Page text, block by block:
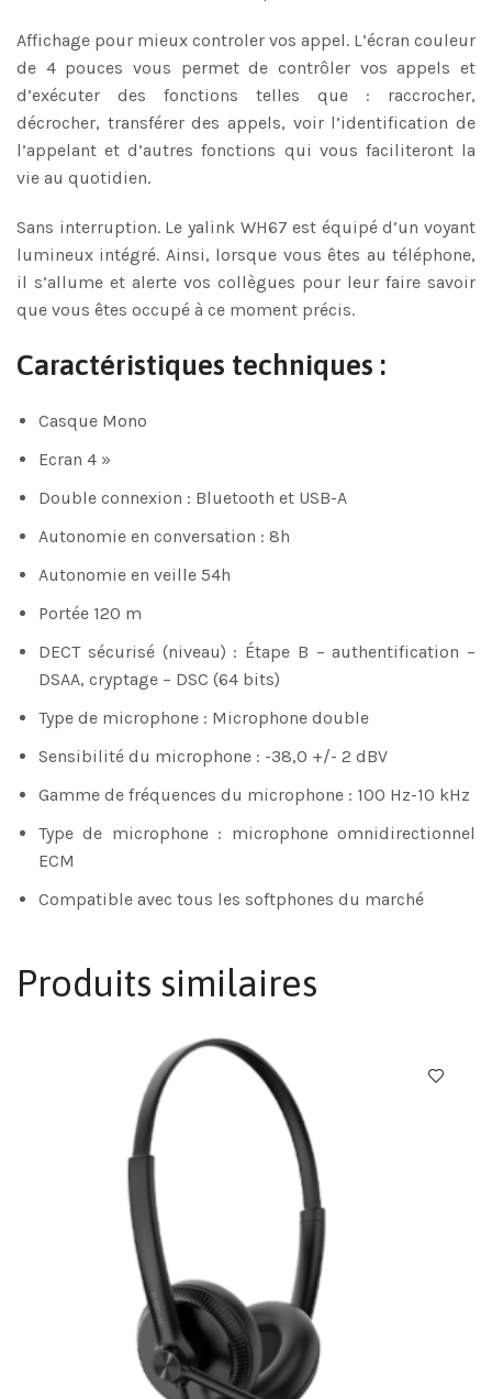
Affichage pour mieux controler vos appel. L’écran couleur
de 4 pouces vous permet de contrôler vos appels et
d’exécuter des fonctions telles que : raccrocher,
décrocher, transférer des appels, voir l’identification de
l’appelant et d’autres fonctions qui vous faciliteront la
vie au quotidien.
Sans interruption. Le yalink WH67 est équipé d’un voyant
lumineux intégré. Ainsi, lorsque vous êtes au téléphone,
il s’allume et alerte vos collègues pour leur faire savoir
que vous êtes occupé à ce moment précis.
Caractéristiques techniques :
Casque Mono
Ecran 4 »
Double connexion : Bluetooth et USB-A
Autonomie en conversation : 8h
Autonomie en veille 54h
Portée 120 m
DECT sécurisé (niveau) : Étape B – authentification –
DSAA, cryptage – DSC (64 bits)
Type de microphone : Microphone double
Sensibilité du microphone : -38,0 +/- 2 dBV
Gamme de fréquences du microphone : 100 Hz-10 kHz
Type de microphone : microphone omnidirectionnel
ECM
Compatible avec tous les softphones du marché
Produits similaires